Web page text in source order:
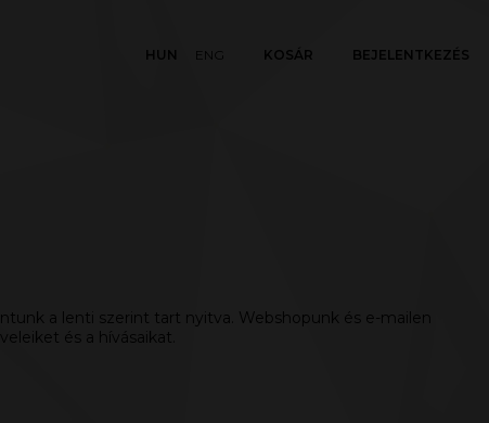
HUN ENG KOSÁR BEJELENTKEZÉS
a lenti szerint tart nyitva. Webshopunk és e-mailen
és a hívásaikat.